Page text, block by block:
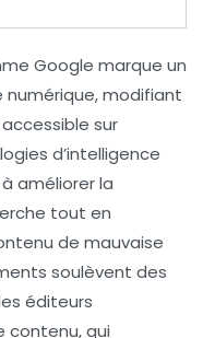
Google marque un
modifiant
sur
d’intelligence
améliorer la
tout en
de mauvaise
soulèvent des
éditeurs
contenu, qui